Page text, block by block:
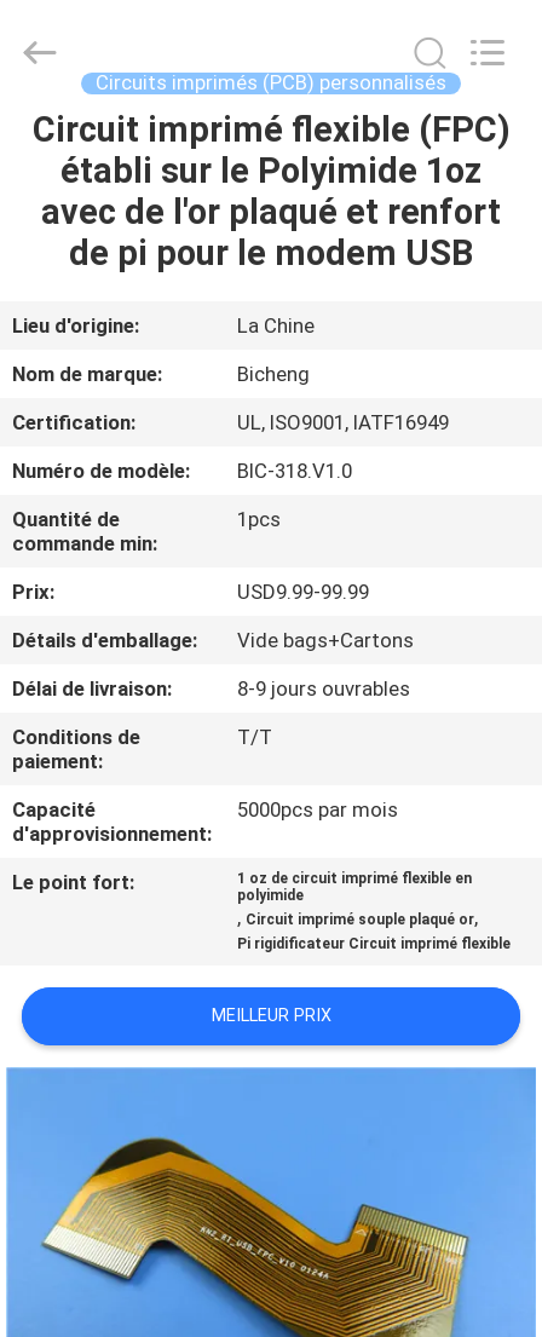
MAISON
VIDÉOS
À
PROPOS
DE
VISITE
DE
L'USINE
CONTRÔLE
DE
LA
NOUS
CONTACTER
CAS
PLAN
Electronics
Technology
Rights
Reserved.
Circuits imprimés (PCB) personnalisés
Circuit imprimé flexible (FPC)
établi sur le Polyimide 1oz
avec de l'or plaqué et renfort
de pi pour le modem USB
Lieu d'origine:
La Chine
Nom de marque:
Bicheng
Certification:
UL, ISO9001, IATF16949
Numéro de modèle:
BIC-318.V1.0
Quantité de
commande min:
1pcs
Prix:
USD9.99-99.99
Détails d'emballage:
Vide bags+Cartons
Délai de livraison:
8-9 jours ouvrables
Conditions de
paiement:
T/T
Capacité
d'approvisionnement:
5000pcs par mois
Le point fort:
1 oz de circuit imprimé flexible en
polyimide
, Circuit imprimé souple plaqué or,
Pi rigidificateur Circuit imprimé flexible
MEILLEUR PRIX